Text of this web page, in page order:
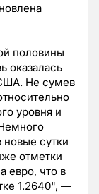
половины
оказалась
Не сумев
уровня и
сутки
отметки
евро, что в
1.2640", —